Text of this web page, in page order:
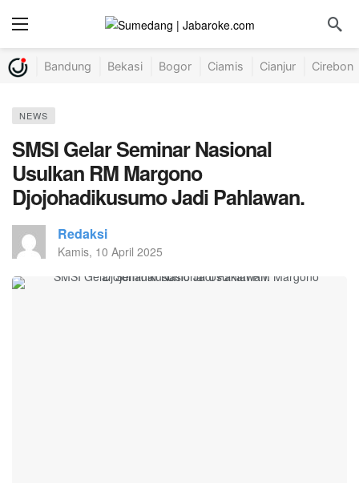
Bandung Bekasi Bogor Ciamis Cianjur Cirebon
NEWS
SMSI Gelar Seminar Nasional
Usulkan RM Margono
Djojohadikusumo Jadi Pahlawan.
Redaksi
Kamis, 10 April 2025